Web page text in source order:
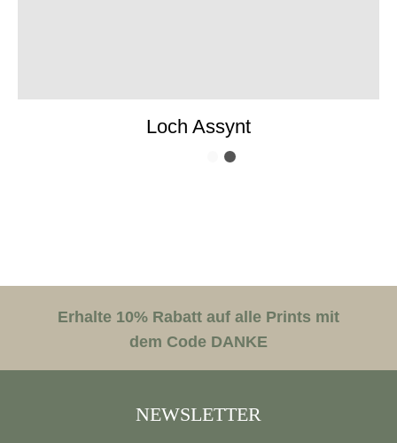
Loch Assynt
Erhalte 10% Rabatt auf alle Prints mit
dem Code DANKE
NEWSLETTER